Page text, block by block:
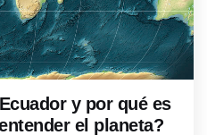
y por qué es
el planeta?